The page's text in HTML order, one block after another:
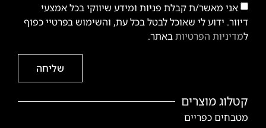
קטלוג מוצרים
מטבחים כפריים
אני מאשר/ת קבלת פניות ומידע שיווקי בכל אמצעי
דיוור. ידוע לי שאוכל לבטל בכל עת, והשימוש בפרטיי כפוף
למדיניות הפרטיותבאתר.
שליחה